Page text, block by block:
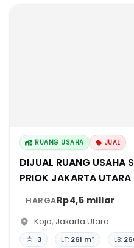
RUANG USAHA JUAL
DIJUAL RUANG USAHA
PRIOK JAKARTA UTARA
HARGARp4,5 miliar
Koja, Jakarta Utara
3 LT: 261 m² LB: